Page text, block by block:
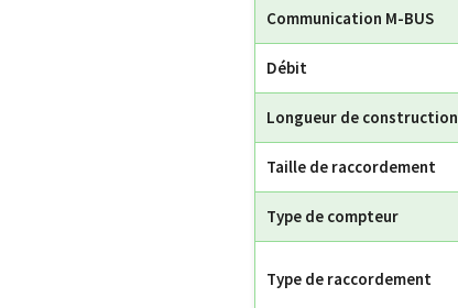
Communication M-BUS
Débit
Longueur de construction
Taille de raccordement
Type de compteur
Type de raccordement